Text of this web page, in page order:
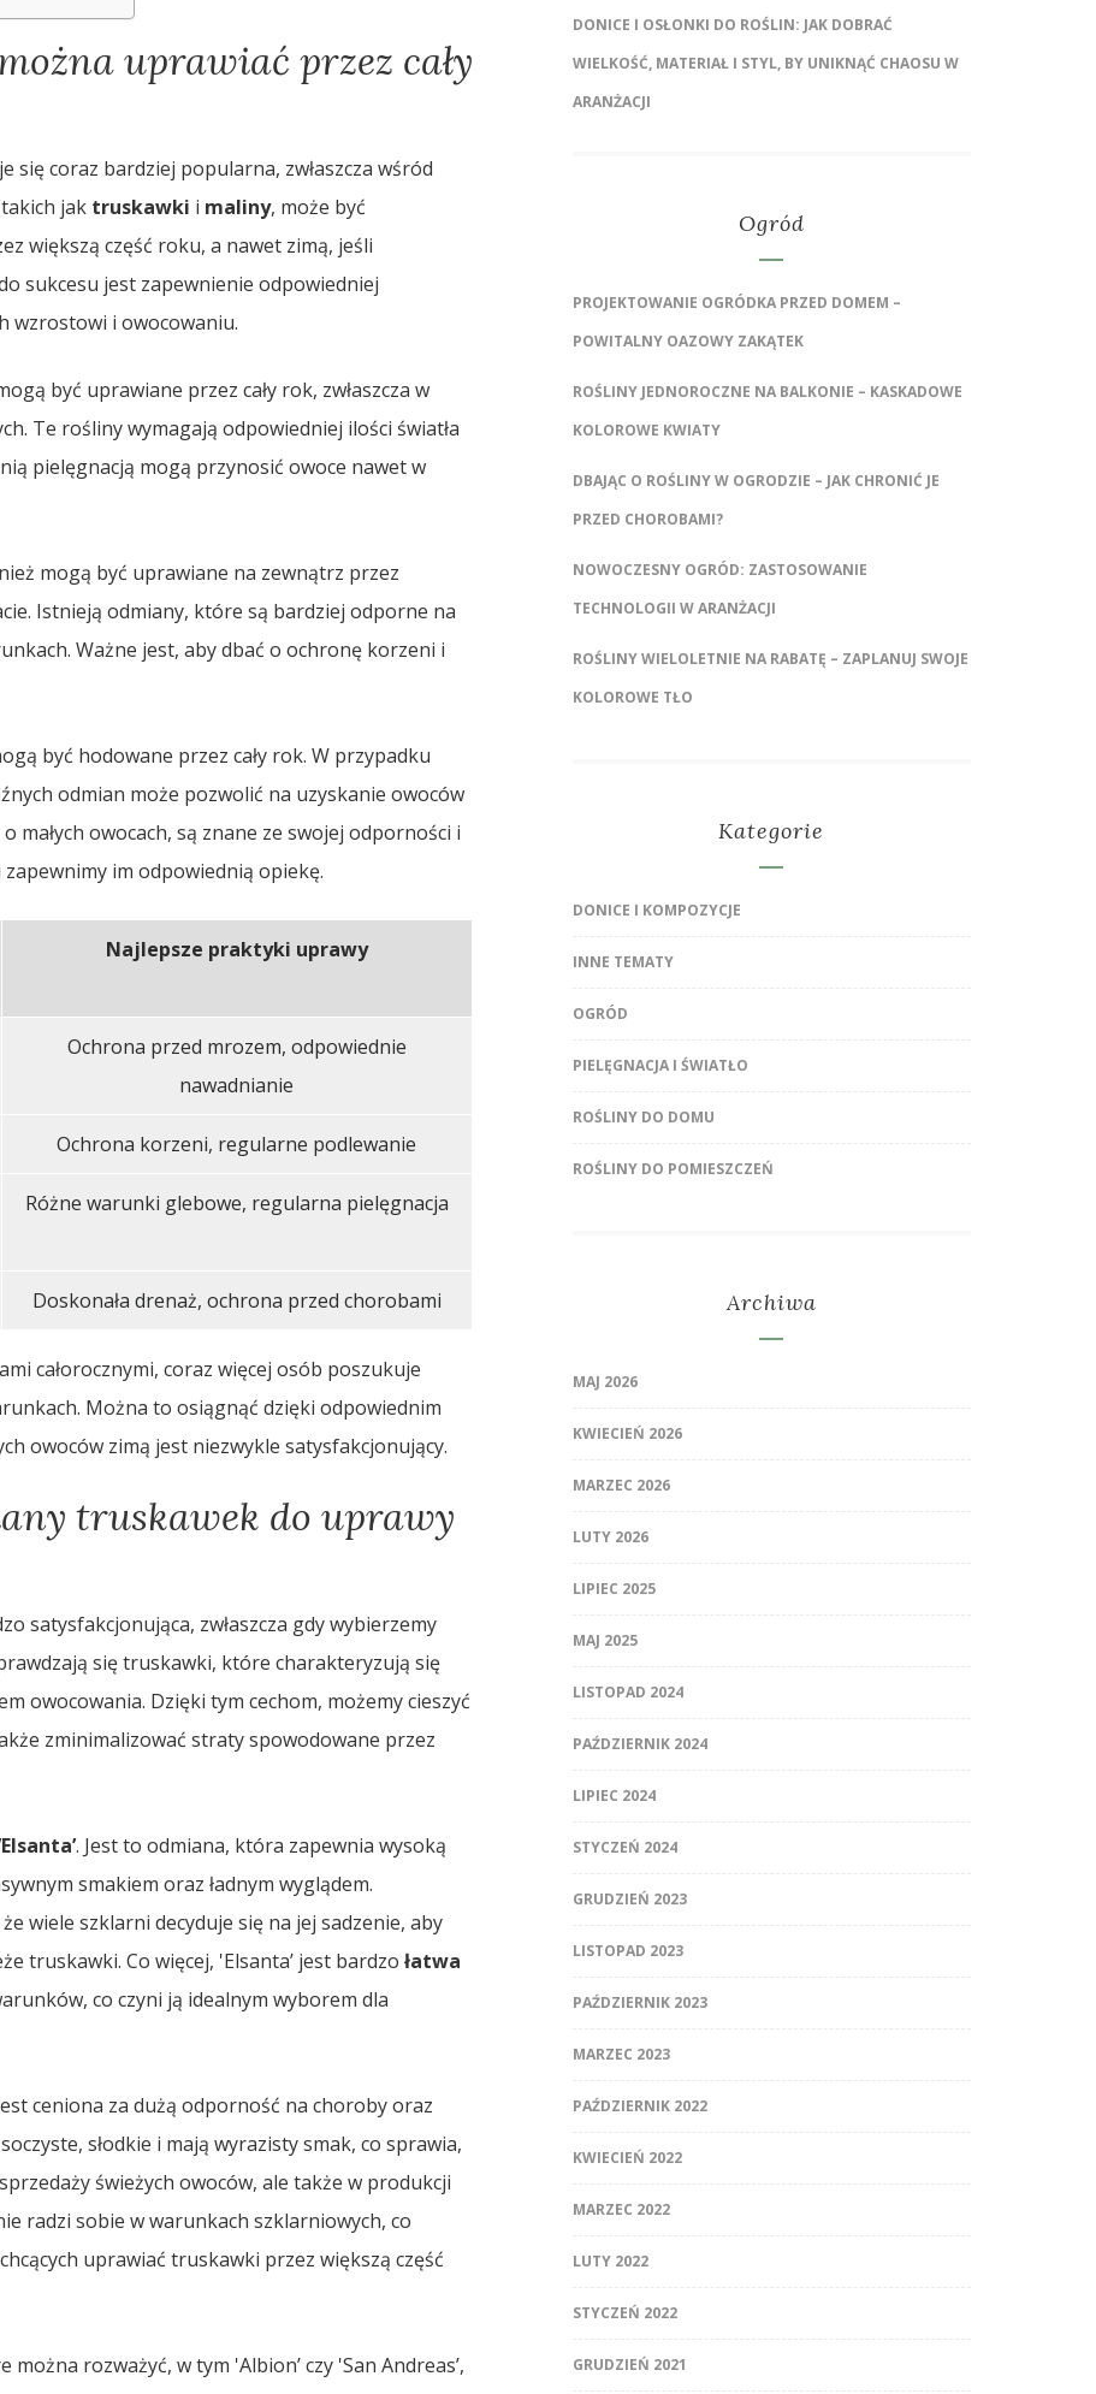
uprawiać przez cały
się coraz bardziej popularna, zwłaszcza wśród
jak truskawki i maliny, może być
większą część roku, a nawet zimą, jeśli
sukcesu jest zapewnienie odpowiedniej
wzrostowi i owocowaniu.
być uprawiane przez cały rok, zwłaszcza w
Te rośliny wymagają odpowiedniej ilości światła
pielęgnacją mogą przynosić owoce nawet w
mogą być uprawiane na zewnątrz przez
Istnieją odmiany, które są bardziej odporne na
Ważne jest, aby dbać o ochronę korzeni i
być hodowane przez cały rok. W przypadku
odmian może pozwolić na uzyskanie owoców
małych owocach, są znane ze swojej odporności i
im odpowiednią opiekę.
Najlepsze praktyki uprawy
Ochrona przed mrozem, odpowiednie
nawadnianie
Ochrona korzeni, regularne podlewanie
Różne warunki glebowe, regularna pielęgnacja
Doskonała drenaż, ochrona przed chorobami
całorocznymi, coraz więcej osób poszukuje
Można to osiągnąć dzięki odpowiednim
owoców zimą jest niezwykle satysfakcjonujący.
truskawek do uprawy
satysfakcjonująca, zwłaszcza gdy wybierzemy
się truskawki, które charakteryzują się
owocowania. Dzięki tym cechom, możemy cieszyć
zminimalizować straty spowodowane przez
. Jest to odmiana, która zapewnia wysoką
smakiem oraz ładnym wyglądem.
wiele szklarni decyduje się na jej sadzenie, aby
truskawki. Co więcej, 'Elsanta’ jest bardzo łatwa
co czyni ją idealnym wyborem dla
ceniona za dużą odporność na choroby oraz
słodkie i mają wyrazisty smak, co sprawia,
świeżych owoców, ale także w produkcji
radzi sobie w warunkach szklarniowych, co
uprawiać truskawki przez większą część
rozważyć, w tym 'Albion’ czy 'San Andreas’,
DONICE I OSŁONKI DO ROŚLIN: JAK DOBRAĆ
WIELKOŚĆ, MATERIAŁ I STYL, BY UNIKNĄĆ CHAOSU W
ARANŻACJI
Ogród
PROJEKTOWANIE OGRÓDKA PRZED DOMEM –
POWITALNY OAZOWY ZAKĄTEK
ROŚLINY JEDNOROCZNE NA BALKONIE – KASKADOWE
KOLOROWE KWIATY
DBAJĄC O ROŚLINY W OGRODZIE – JAK CHRONIĆ JE
PRZED CHOROBAMI?
NOWOCZESNY OGRÓD: ZASTOSOWANIE
TECHNOLOGII W ARANŻACJI
ROŚLINY WIELOLETNIE NA RABATĘ – ZAPLANUJ SWOJE
KOLOROWE TŁO
Kategorie
DONICE I KOMPOZYCJE
INNE TEMATY
OGRÓD
PIELĘGNACJA I ŚWIATŁO
ROŚLINY DO DOMU
ROŚLINY DO POMIESZCZEŃ
Archiwa
MAJ 2026
KWIECIEŃ 2026
MARZEC 2026
LUTY 2026
LIPIEC 2025
MAJ 2025
LISTOPAD 2024
PAŹDZIERNIK 2024
LIPIEC 2024
STYCZEŃ 2024
GRUDZIEŃ 2023
LISTOPAD 2023
PAŹDZIERNIK 2023
MARZEC 2023
PAŹDZIERNIK 2022
KWIECIEŃ 2022
MARZEC 2022
LUTY 2022
STYCZEŃ 2022
GRUDZIEŃ 2021